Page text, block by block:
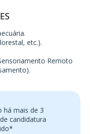
etc.).
Remoto
há mais de 3
candidatura